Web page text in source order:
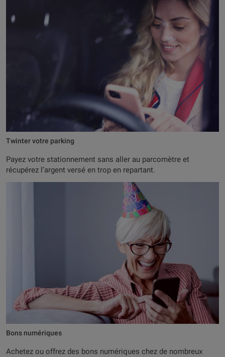
Twinter votre parking
Payez votre stationnement sans aller au parcomètre et
récupérez l’argent versé en trop en repartant.
Bons numériques
Achetez ou offrez des bons numériques chez de nombreux